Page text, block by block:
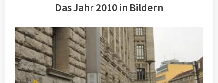
Das Jahr 2010 in Bildern